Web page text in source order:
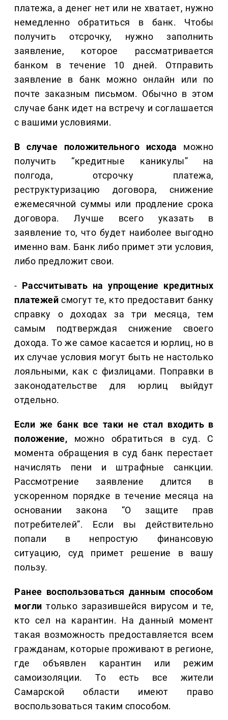
платежа, а денег нет или не хватает, нужно
немедленно обратиться в банк. Чтобы
получить отсрочку, нужно заполнить
заявление, которое рассматривается
банком в течение 10 дней. Отправить
заявление в банк можно онлайн или по
почте заказным письмом. Обычно в этом
случае банк идет на встречу и соглашается
с вашими условиями.
В случае положительного исхода можно
получить “кредитные каникулы” на
полгода, отсрочку платежа,
реструктуризацию договора, снижение
ежемесячной суммы или продление срока
договора. Лучше всего указать в
заявление то, что будет наиболее выгодно
именно вам. Банк либо примет эти условия,
либо предложит свои.
- Рассчитывать на упрощение кредитных
платежей смогут те, кто предоставит банку
справку о доходах за три месяца, тем
самым подтверждая снижение своего
дохода. То же самое касается и юрлиц, но в
их случае условия могут быть не настолько
лояльными, как с физлицами. Поправки в
законодательстве для юрлиц выйдут
отдельно.
Если же банк все таки не стал входить в
положение, можно обратиться в суд. С
момента обращения в суд банк перестает
начислять пени и штрафные санкции.
Рассмотрение заявление длится в
ускоренном порядке в течение месяца на
основании закона “О защите прав
потребителей”. Если вы действительно
попали в непростую финансовую
ситуацию, суд примет решение в вашу
пользу.
Ранее воспользоваться данным способом
могли только заразившейся вирусом и те,
кто сел на карантин. На данный момент
такая возможность предоставляется всем
гражданам, которые проживают в регионе,
где объявлен карантин или режим
самоизоляции. То есть все жители
Самарской области имеют право
воспользоваться таким способом.